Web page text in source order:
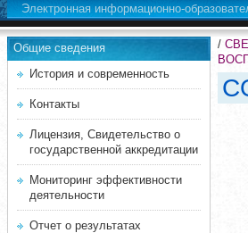
Электронная информационно-
Общие сведения
История и современность
Контакты
Лицензия, Свидетельство о
государственной аккредитации
Мониторинг эффективности
деятельности
Отчет о результатах
/